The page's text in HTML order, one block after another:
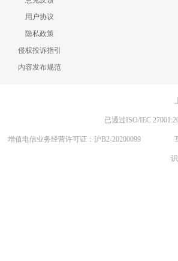
用户协议
隐私政策
侵权投诉指引
内容发布规范
已通过ISO/IEC
增值电信业务经营许可证：沪B2-20200099